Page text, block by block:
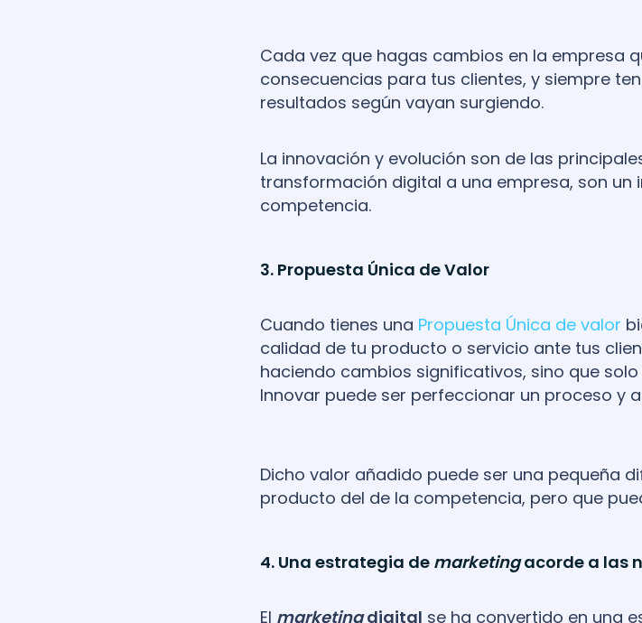
Cada vez que hagas cambios en la empresa
consecuencias para tus clientes, y siempre
resultados según vayan surgiendo.
La innovación y evolución son de las
transformación digital a una empresa, son un
competencia.
3. Propuesta Única de Valor
Cuando tienes una Propuesta Única de valor
calidad de tu producto o servicio ante tus
haciendo cambios significativos, sino que
Innovar puede ser perfeccionar un proceso y
Dicho valor añadido puede ser una pequeña
producto del de la competencia, pero que
4. Una estrategia de marketingacorde a las
El marketingdigital se ha convertido en una